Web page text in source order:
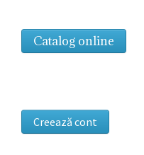
Catalog online
Creează cont